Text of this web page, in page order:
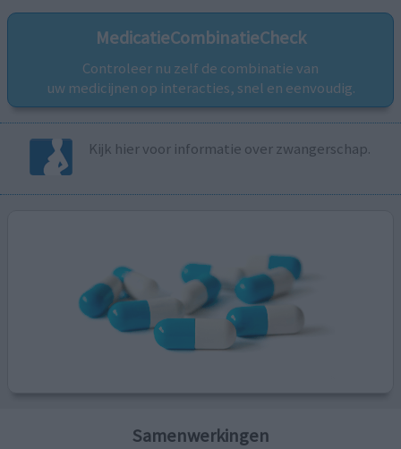
MedicatieCombinatieCheck
Controleer nu zelf de combinatie van
uw medicijnen op interacties, snel en eenvoudig.
Kijk hier voor informatie over zwangerschap.
Samenwerkingen